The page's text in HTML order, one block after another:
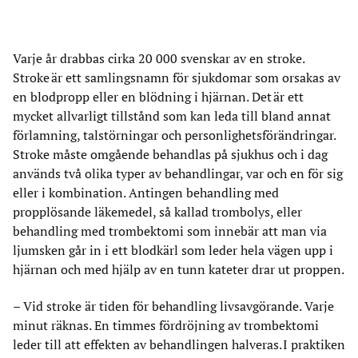
Varje år drabbas cirka 20 000 svenskar av en stroke.
Stroke är ett samlingsnamn för sjukdomar som orsakas av
en blodpropp eller en blödning i hjärnan. Det är ett
mycket allvarligt tillstånd som kan leda till bland annat
förlamning, talstörningar och personlighetsförändringar.
Stroke måste omgående behandlas på sjukhus och i dag
används två olika typer av behandlingar, var och en för sig
eller i kombination. Antingen behandling med
propplösande läkemedel, så kallad trombolys, eller
behandling med trombektomi som innebär att man via
ljumsken går in i ett blodkärl som leder hela vägen upp i
hjärnan och med hjälp av en tunn kateter drar ut proppen.
– Vid stroke är tiden för behandling livsavgörande. Varje
minut räknas. En timmes fördröjning av trombektomi
leder till att effekten av behandlingen halveras. I praktiken